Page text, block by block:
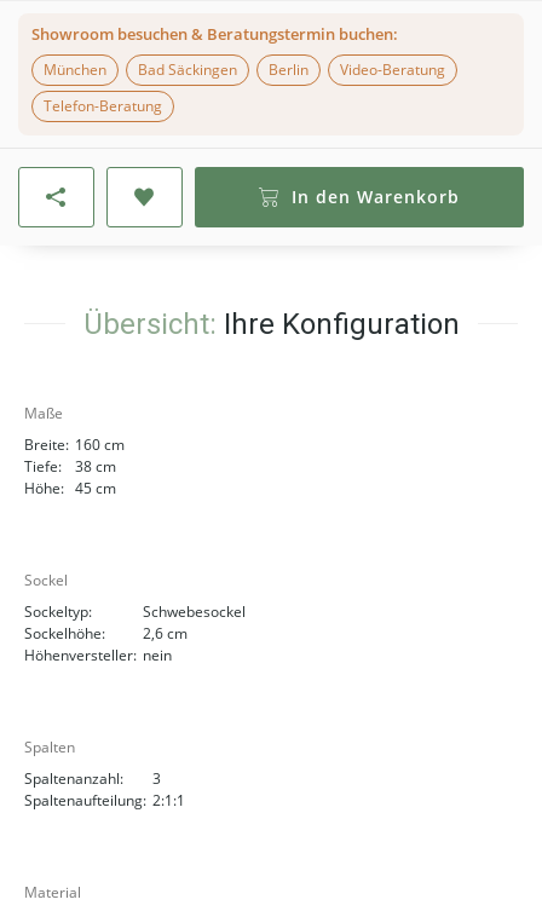
Showroom besuchen & Beratungstermin buchen:
München
Bad Säckingen Berlin
Video-Beratung
Telefon-Beratung
In den Warenkorb
Übersicht: Ihre Konfiguration
Maße
Breite: 160 cm
Tiefe:
38 cm
Höhe: 45 cm
Sockel
Sockeltyp:
Schwebesockel
Sockelhöhe:
2,6 cm
Höhenversteller: nein
Spalten
Spaltenanzahl:
3
Spaltenaufteilung: 2:1:1
Material